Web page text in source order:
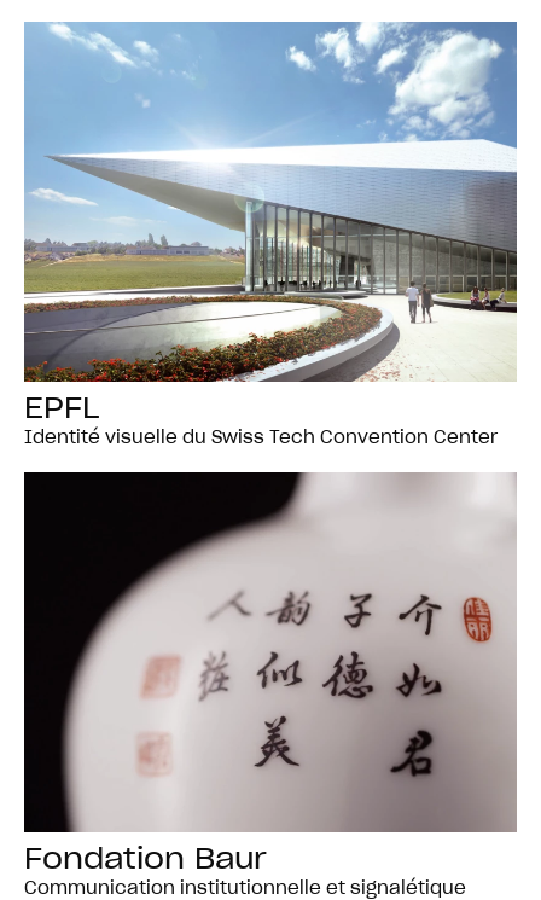
EPFL
Identité visuelle du Swiss Tech Convention Center
Fondation Baur
Communication institutionnelle et signalétique